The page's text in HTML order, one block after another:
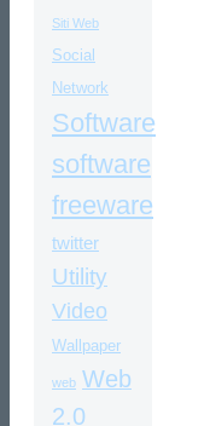
Siti Web
Social
Network
Software
software
freeware
twitter
Utility
Video
Wallpaper
web Web
2.0